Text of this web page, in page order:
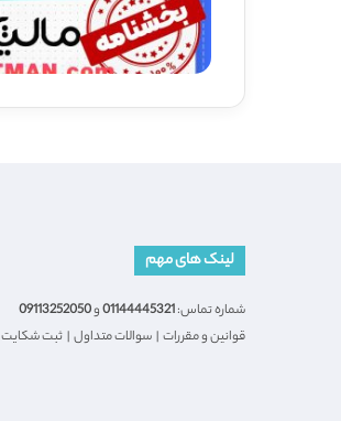
لینک های مهم
شماره تماس:01144445321و09113252050
قوانین و مقررات | سوالات متداول | ثبت شکایت